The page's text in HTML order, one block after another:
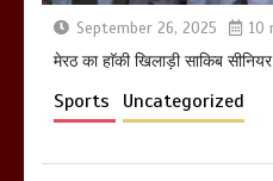
होलिका
तहस
खराबा,
September 26, 2025 10
मेरठ का हाॅकी खिलाड़ी साकिब
Sports Uncategorized